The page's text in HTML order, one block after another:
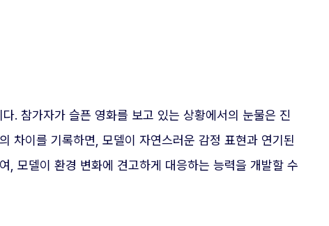
. 참가자가 슬픈 영화를 보고 있는 상황에서의 눈물은 진
차이를 기록하면, 모델이 자연스러운 감정 표현과 연기된
, 모델이 환경 변화에 견고하게 대응하는 능력을 개발할 수